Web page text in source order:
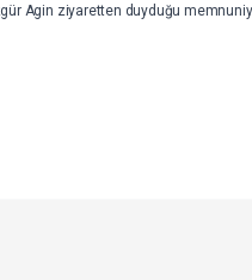
Agin ziyaretten duyduğu